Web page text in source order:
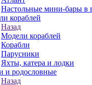
Настольные мини-бары в
кораблей
Назад
Модели кораблей
Корабли
Парусники
Яхты, катера и лодки
и родословные
Назад